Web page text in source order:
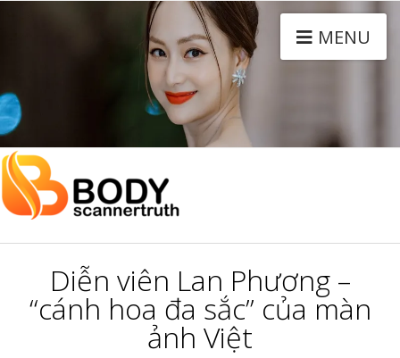
MENU
Diễn viên Lan Phương –
“cánh hoa đa sắc” của màn
ảnh Việt